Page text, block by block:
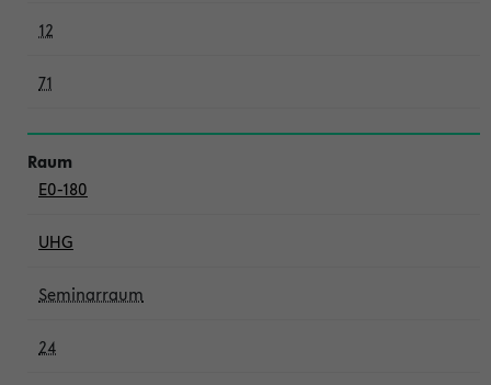
12
71
E0-180
UHG
Seminarraum
24